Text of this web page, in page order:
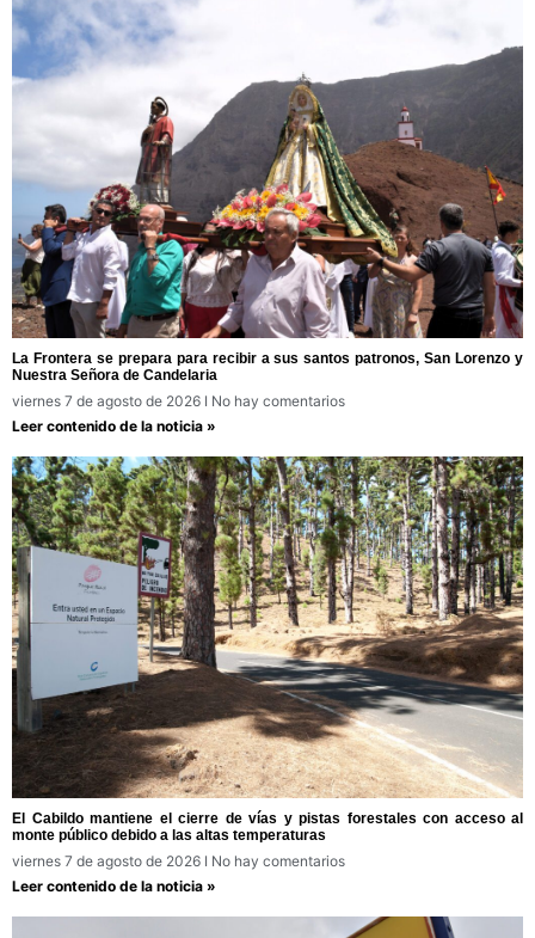
La Frontera se prepara para recibir a sus santos patronos, San Lorenzo y
Nuestra Señora de Candelaria
viernes 7 de agosto de 2026
No hay comentarios
Leer contenido de la noticia »
El Cabildo mantiene el cierre de vías y pistas forestales con acceso al
monte público debido a las altas temperaturas
viernes 7 de agosto de 2026
No hay comentarios
Leer contenido de la noticia »